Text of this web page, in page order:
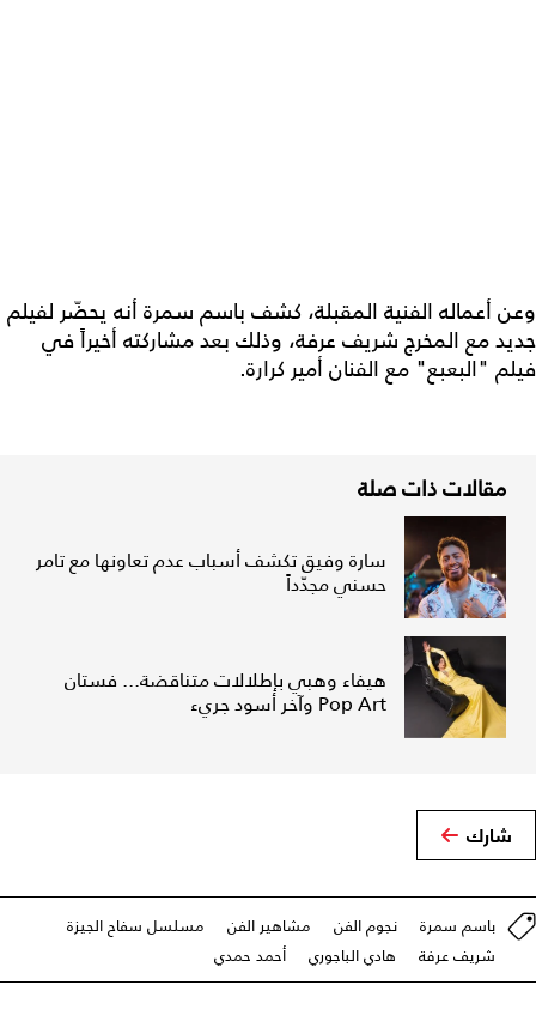
وعن أعماله الفنية المقبلة، كشف باسم سمرة أنه يحضّر لفيلم
جديد مع المخرج شريف عرفة، وذلك بعد مشاركته أخيراً في
فيلم "البعبع" مع الفنان أمير كرارة.
مقالات ذات صلة
سارة وفيق تكشف أسباب عدم تعاونها مع تامر
حسني مجدّداً
هيفاء وهبي بإطلالات متناقضة... فستان
Pop Art وآخر أسود جريء
شارك
باسم سمرة نجوم الفن مشاهير الفن
مسلسل سفاح الجيزة
شريف عرفة
هادي الباجوري أحمد حمدي